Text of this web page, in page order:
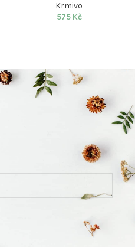
Krmivo
575 Kč